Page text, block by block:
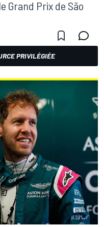
Grand Prix de São
PRIVILÉGIÉE